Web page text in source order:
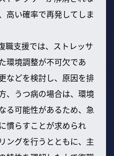
高い確率で再発してしま
職支援では、ストレッサ
環境調整が不可欠であ
などを検討し、原因を排
、うつ病の場合は、環境
る可能性があるため、急
慣らすことが求められ
ングを行うとともに、主